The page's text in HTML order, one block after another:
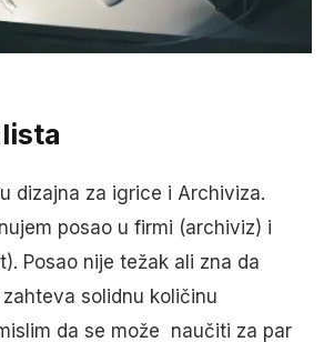
dizajna za igrice i Archiviza.
posao u firmi (archiviz) i
Posao nije težak ali zna da
solidnu količinu
da se može naučiti za par